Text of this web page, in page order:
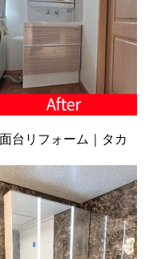
台リフォーム｜タカ